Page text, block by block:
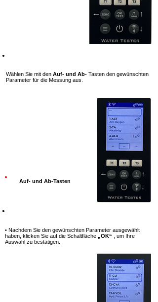
Wählen Sie mit den Auf- und Ab- Tasten den gewünschten
Parameter für die Messung aus.
Auf- und Ab-Tasten
• Nachdem Sie den gewünschten Parameter ausgewählt
haben, klicken Sie auf die Schaltfläche „OK“ , um Ihre
Auswahl zu bestätigen.